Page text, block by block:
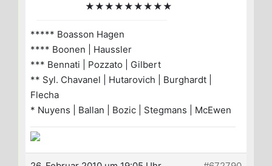
★★★★★★★★★
***** Boasson Hagen
**** Boonen | Haussler
*** Bennati | Pozzato | Gilbert
** Syl. Chavanel | Hutarovich | Burghardt |
Flecha
* Nuyens | Ballan | Bozic | Stegmans | McEwen